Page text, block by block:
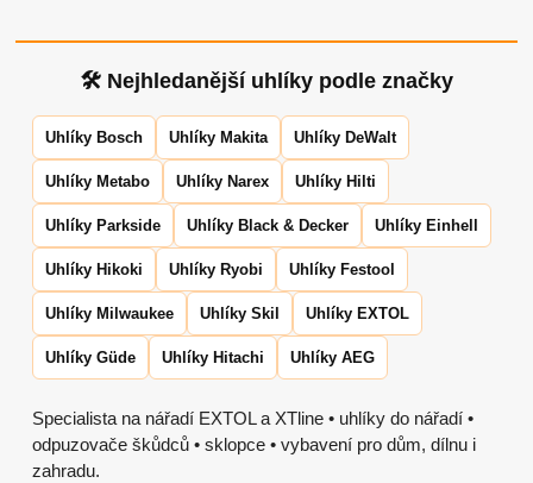
🛠 Nejhledanější uhlíky podle značky
Uhlíky Bosch Uhlíky Makita Uhlíky DeWalt
Uhlíky Metabo Uhlíky Narex Uhlíky Hilti
Uhlíky Parkside Uhlíky Black & Decker Uhlíky Einhell
Uhlíky Hikoki Uhlíky Ryobi Uhlíky Festool
Uhlíky Milwaukee Uhlíky Skil Uhlíky EXTOL
Uhlíky Güde Uhlíky Hitachi Uhlíky AEG
Specialista na nářadí EXTOL a XTline • uhlíky do nářadí •
odpuzovače škůdců • sklopce • vybavení pro dům, dílnu i
zahradu.